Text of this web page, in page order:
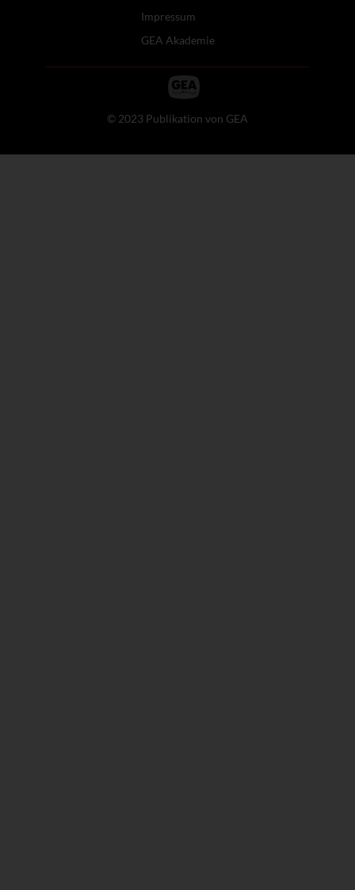
Impressum
GEA Akademie
© 2023 Publikation von GEA